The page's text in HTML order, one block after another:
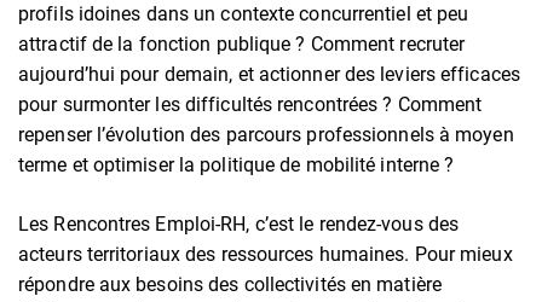
profils idoines dans un contexte concurrentiel et peu
attractif de la fonction publique ? Comment recruter
aujourd’hui pour demain, et actionner des leviers efficaces
pour surmonter les difficultés rencontrées ? Comment
repenser l’évolution des parcours professionnels à moyen
terme et optimiser la politique de mobilité interne ?
Les Rencontres Emploi-RH, c’est le rendez-vous des
acteurs territoriaux des ressources humaines. Pour mieux
répondre aux besoins des collectivités en matière